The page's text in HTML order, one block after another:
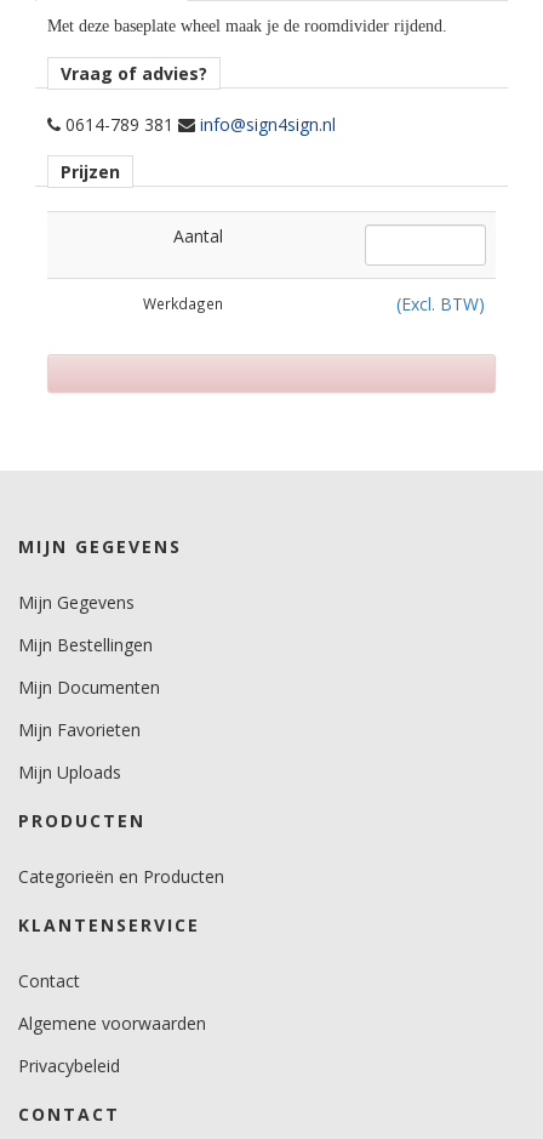
Met deze baseplate wheel maak je de roomdivider rijdend.
Vraag of advies?
0614-789 381 info@sign4sign.nl
Prijzen
Aantal
Werkdagen (Excl. BTW)
MIJN GEGEVENS
Mijn Gegevens
Mijn Bestellingen
Mijn Documenten
Mijn Favorieten
Mijn Uploads
PRODUCTEN
Categorieën en Producten
KLANTENSERVICE
Contact
Algemene voorwaarden
Privacybeleid
CONTACT